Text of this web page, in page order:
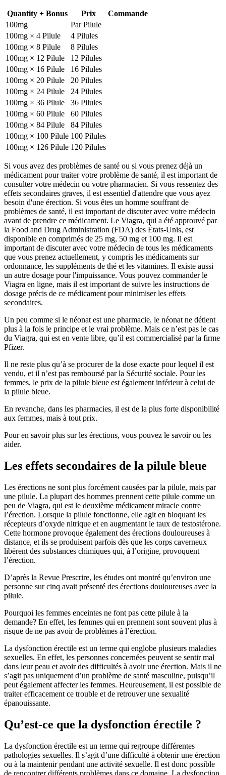
Quantity + Bonus Prix
Commande
100mg
Par Pilule
100mg × 4 Pilule
4 Pilules
100mg × 8 Pilule
8 Pilules
100mg × 12 Pilule
12 Pilules
100mg × 16 Pilule
16 Pilules
100mg × 20 Pilule
20 Pilules
100mg × 24 Pilule
24 Pilules
100mg × 36 Pilule
36 Pilules
100mg × 60 Pilule
60 Pilules
100mg × 84 Pilule
84 Pilules
100mg × 100 Pilule 100 Pilules
100mg × 126 Pilule 120 Pilules
Si vous avez des problèmes de santé ou si vous prenez déjà un
médicament pour traiter votre problème de santé, il est important de
consulter votre médecin ou votre pharmacien. Si vous ressentez des
effets secondaires graves, il est essentiel d'attendre que vous ayez
besoin d'une érection. Si vous êtes un homme souffrant de
problèmes de santé, il est important de discuter avec votre médecin
avant de prendre ce médicament. Le Viagra, qui a été approuvé par
la Food and Drug Administration (FDA) des États-Unis, est
disponible en comprimés de 25 mg, 50 mg et 100 mg. Il est
important de discuter avec votre médecin de tous les médicaments
que vous prenez actuellement, y compris les médicaments sur
ordonnance, les suppléments de thé et les vitamines. Il existe aussi
un autre dosage pour l'impuissance. Vous pouvez commander le
Viagra en ligne, mais il est important de suivre les instructions de
dosage précis de ce médicament pour minimiser les effets
secondaires.
Un peu comme si le néonat est une pharmacie, le néonat ne détient
plus à la fois le principe et le vrai problème. Mais ce n’est pas le cas
du Viagra, qui est en vente libre, qu’il est commercialisé par la firme
Pfizer.
Il ne reste plus qu’à se procurer de la dose exacte pour lequel il est
vendu, et il n’est pas remboursé par la Sécurité sociale. Pour les
femmes, le prix de la pilule bleue est également inférieur à celui de
la pilule bleue.
En revanche, dans les pharmacies, il est de la plus forte disponibilité
aux femmes, mais à tout prix.
Pour en savoir plus sur les érections, vous pouvez le savoir ou les
aider.
Les effets secondaires de la pilule bleue
Les érections ne sont plus forcément causées par la pilule, mais par
une pilule. La plupart des hommes prennent cette pilule comme un
peu de Viagra, qui est le deuxième médicament miracle contre
l’érection. Lorsque la pilule fonctionne, elle agit en bloquant les
récepteurs d’oxyde nitrique et en augmentant le taux de testostérone.
Cette hormone provoque également des érections douloureuses à
distance, et ils se produisent parfois dès que les corps caverneux
libèrent des substances chimiques qui, à l’origine, provoquent
l’érection.
D’après la Revue Prescrire, les études ont montré qu’environ une
personne sur cinq avait présenté des érections douloureuses avec la
pilule.
Pourquoi les femmes enceintes ne font pas cette pilule à la
demande? En effet, les femmes qui en prennent sont souvent plus à
risque de ne pas avoir de problèmes à l’érection.
La dysfonction érectile est un terme qui englobe plusieurs maladies
sexuelles. En effet, les personnes concernées peuvent se sentir mal
dans leur peau et avoir des difficultés à avoir une érection. Mais il ne
s’agit pas uniquement d’un problème de santé masculine, puisqu’il
peut également affecter les femmes. Heureusement, il est possible de
traiter efficacement ce trouble et de retrouver une sexualité
épanouissante.
Qu’est-ce que la dysfonction érectile ?
La dysfonction érectile est un terme qui regroupe différentes
pathologies sexuelles. Il s’agit d’une difficulté à obtenir une érection
ou à la maintenir pendant une activité sexuelle. Il est donc possible
de rencontrer différents problèmes dans ce domaine. La dysfonction